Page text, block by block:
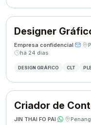
Designer
Empresa confidencial· ·
há 24 dias
DESIGN GRÁFICO CLT
Criador de
JIN THAI FO PAI· ·